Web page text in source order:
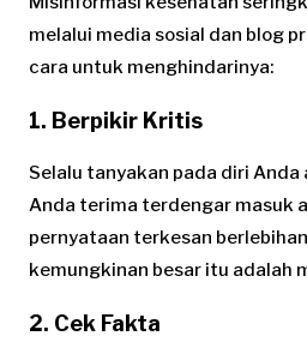
melalui media sosial dan blog
cara untuk menghindarinya:
1. Berpikir Kritis
Selalu tanyakan pada diri
Anda terima terdengar masuk
pernyataan terkesan
kemungkinan besar itu adalah
2. Cek Fakta